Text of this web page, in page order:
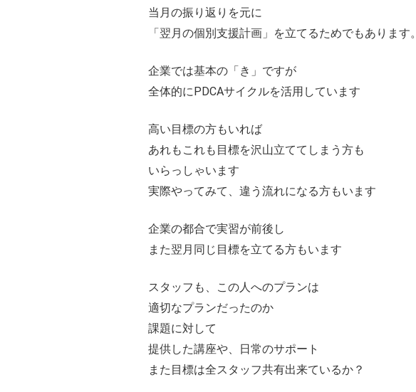
当月の振り返りを元に
「翌月の個別支援計画」を立てるためでもあります。
企業では基本の「き」ですが
全体的にPDCAサイクルを活用しています
高い目標の方もいれば
あれもこれも目標を沢山立ててしまう方も
いらっしゃいます
実際やってみて、違う流れになる方もいます
企業の都合で実習が前後し
また翌月同じ目標を立てる方もいます
スタッフも、この人へのプランは
適切なプランだったのか
課題に対して
提供した講座や、日常のサポート
また目標は全スタッフ共有出来ているか？